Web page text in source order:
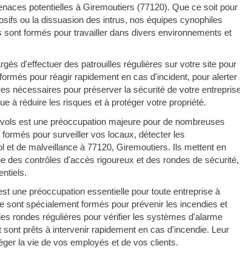
potentielles à Giremoutiers (77120). Que ce soit pour
ou la dissuasion des intrus, nos équipes cynophiles
formés pour travailler dans divers environnements et
d'effectuer des patrouilles régulières sur votre site pour
pour réagir rapidement en cas d'incident, pour alerter
nécessaires pour préserver la sécurité de votre
à réduire les risques et à protéger votre propriété.
est une préoccupation majeure pour de nombreuses
pour surveiller vos locaux, détecter les
de malveillance à 77120, Giremoutiers. Ils mettent en
contrôles d'accès rigoureux et des rondes de sécurité,
une préoccupation essentielle pour toute entreprise à
sont spécialement formés pour prévenir les incendies et
rondes régulières pour vérifier les systèmes d'alarme
prêts à intervenir rapidement en cas d'incendie. Leur
la vie de vos employés et de vos clients.